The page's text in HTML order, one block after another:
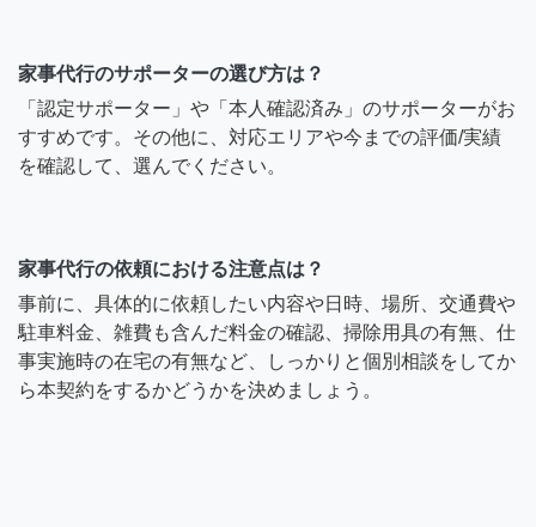
家事代行のサポーターの選び方は？
「認定サポーター」や「本人確認済み」のサポーターがお
すすめです。その他に、対応エリアや今までの評価/実績
を確認して、選んでください。
家事代行の依頼における注意点は？
事前に、具体的に依頼したい内容や日時、場所、交通費や
駐車料金、雑費も含んだ料金の確認、掃除用具の有無、仕
事実施時の在宅の有無など、しっかりと個別相談をしてか
ら本契約をするかどうかを決めましょう。